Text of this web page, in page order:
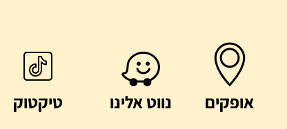
אופקים נווט אלינו טיקטוק